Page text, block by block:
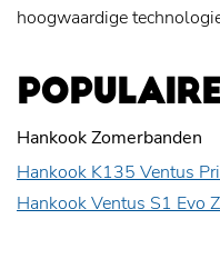
hoogwaardige
Hankook Zomerbanden
Hankook K135 Ventus
Hankook Ventus S1 Evo